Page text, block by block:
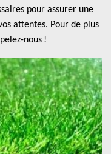
pour assurer une
attentes. Pour de plus
nous !